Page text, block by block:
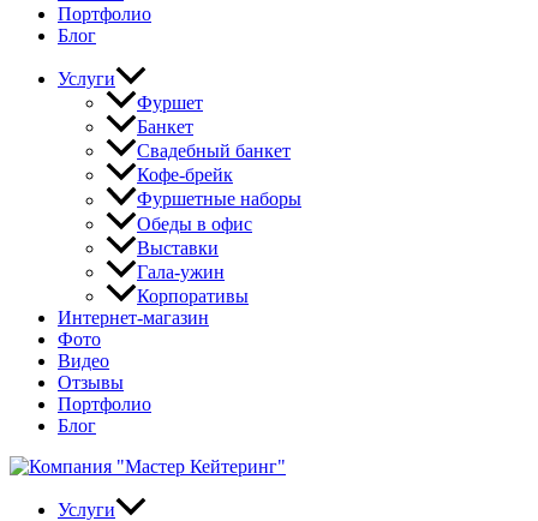
Портфолио
Блог
Услуги
Фуршет
Банкет
Свадебный банкет
Кофе-брейк
Фуршетные наборы
Обеды в офис
Выставки
Гала-ужин
Корпоративы
Интернет-магазин
Фото
Видео
Отзывы
Портфолио
Блог
Услуги